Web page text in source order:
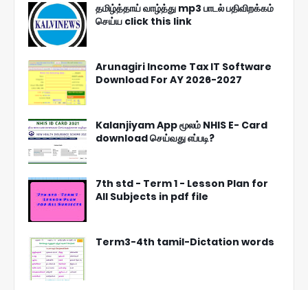
தமிழ்த்தாய் வாழ்த்து mp3 பாடல் பதிவிறக்கம்
செய்ய click this link
Arunagiri Income Tax IT Software
Download For AY 2026-2027
Kalanjiyam App மூலம் NHIS E- Card
download செய்வது எப்படி?
7th std - Term 1 - Lesson Plan for
All Subjects in pdf file
Term3-4th tamil-Dictation words